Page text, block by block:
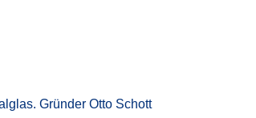
Gründer Otto Schott